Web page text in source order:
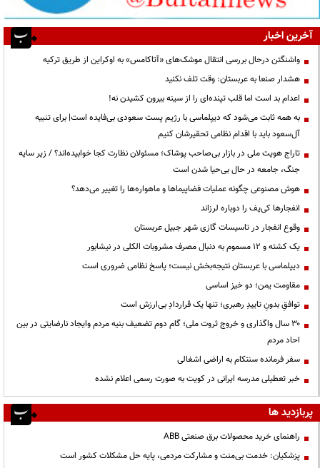
آخرین اخبار
واشنگتن درحال بررسی انتقال موشک‌های «آتاکامس» به اوکراین از طریق ترکیه
هشدار صنعا به عربستان: وقت تلف نکنید
اعدام بد است اما قلب تپنده‌ای را از سینه بیرون کشیدن نه!
به همه ثابت می‌شود که دیپلماسی با رژیم پست سعودی بی‌فایده است| برای تنبیه
آل‌سعود باید با اقدام نظامی تحقیرشان کنیم
تاراج هویت ملی در بازار بی‌صاحب پوشاک؛ مسئولان نظارت کجا خوابیده‌اند؟ / زیر سایه
جنگ، جامعه در حال بی‌حیا شدن است
هوش مصنوعی چگونه عملیات فضاپیماها و ماهواره‌ها را تغییر می‌دهد؟
انفجارها کی‌یف را دوباره لرزاند
وقوع انفجار در تاسیسات گازی شهر جبیل عربستان
یک کشته و ۱۲ مسموم به دنبال مصرف مشروبات الکلی در نیشابور
دیپلماسی با عربستان نتیجه‌بخش نیست؛ پاسخ نظامی ضروری است
مقاومت یمن؛ دو خیز اساسی
توافقِ بدونِ تاییدِ رهبری؛ تنها یک قراردادِ بی‌ارزش است
۳۰ سال واگذاری و خروج ثروت ملی؛ گام دوم تضعیف بنیه مردم وایجاد نارضایتی در بین
احاد مردم
سفر فرمانده سنتکام به اراضی اشغالی
خبر تعطیلی مدرسه ایرانی در کویت به صورت رسمی اعلام نشده
پربازدید ها
راهنمای خرید محصولات برق صنعتی ABB
پزشکیان: خدمت بی‌منت و مشارکت مردمی، پایه حل مشکلات کشور است